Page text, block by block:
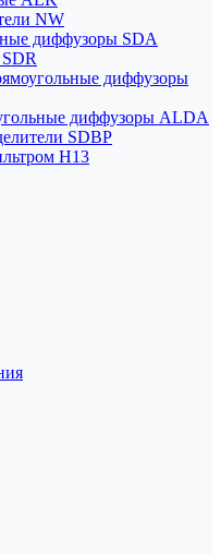
NW
диффузоры SDA
диффузоры
диффузоры ALDA
SDBP
Н13